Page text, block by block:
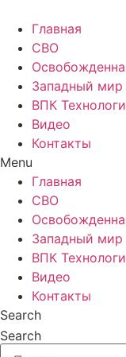
Главная
СВО
Западный мир
ВПК
Видео
Контакты
Menu
Главная
СВО
Западный мир
ВПК
Видео
Контакты
Search
Search